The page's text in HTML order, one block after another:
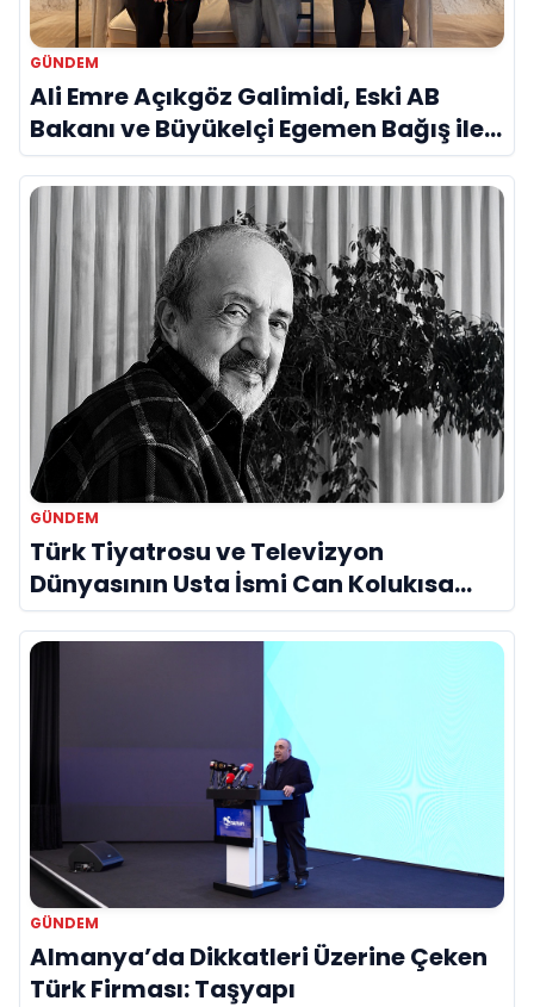
GÜNDEM
Ali Emre Açıkgöz Galimidi, Eski AB
Bakanı ve Büyükelçi Egemen Bağış ile
Bir Araya Geldi
GÜNDEM
Türk Tiyatrosu ve Televizyon
Dünyasının Usta İsmi Can Kolukısa
Hayatını Kaybetti
GÜNDEM
Almanya’da Dikkatleri Üzerine Çeken
Türk Firması: Taşyapı